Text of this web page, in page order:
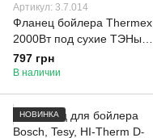
Артикул: 3.7.014
Фланец бойлера Thermex
2000Вт под сухие ТЭНы
D=63 мм (нержавейка)
длиной 425 мм.
797 грн
В наличии
НОВИНКА